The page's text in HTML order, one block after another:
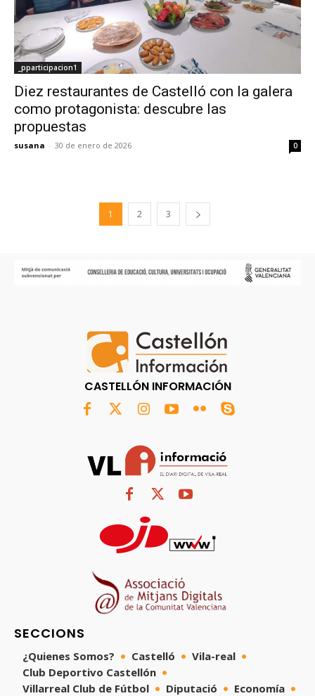
_pparticipacion1
Diez restaurantes de Castelló con la galera
como protagonista: descubre las
propuestas
susana - 30 de enero de 2026 0
1 2 3
CASTELLÓN INFORMACIÓN
SECCIONS
¿Quienes Somos? Castelló
Vila-real
Club Deportivo Castellón
Villarreal Club de Fútbol
Diputació
Economía